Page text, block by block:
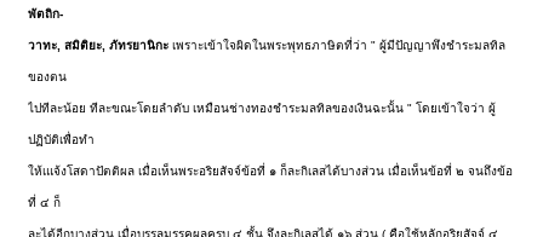
พัตถิก-
วาทะ, สมิติยะ, ภัทรยานิกะเพราะเข้าใจผิดในพระพุทธภาษิตที่ว่า " ผู้มีปัญญาพึงชำระมลทิล
ของตน
ไปทีละน้อย ทีละขณะโดยลำดับ เหมือนช่างทองชำระมลทิลของเงินฉะนั้น " โดยเข้าใจว่า ผู้
ปฏิบัติเพื่อทำ
ให้เแจ้งโสดาปัตติผล เมื่อเห็นพระอริยสัจจ์ข้อที่ ๑ ก็ละกิเลสได้บางส่วน เมื่อเห็นข้อที่ ๒ จนถึงข้อ
ที่ ๔ ก็
ละได้อีกบางส่วน เมื่อบรรลุมรรคผลครบ ๔ ชั้น จึงละกิเลสได้ ๑๖ ส่วน ( คือใช้หลักอริยสัจจ์ ๔